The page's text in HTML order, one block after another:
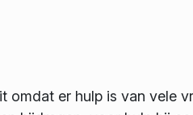
omdat er hulp is van vele